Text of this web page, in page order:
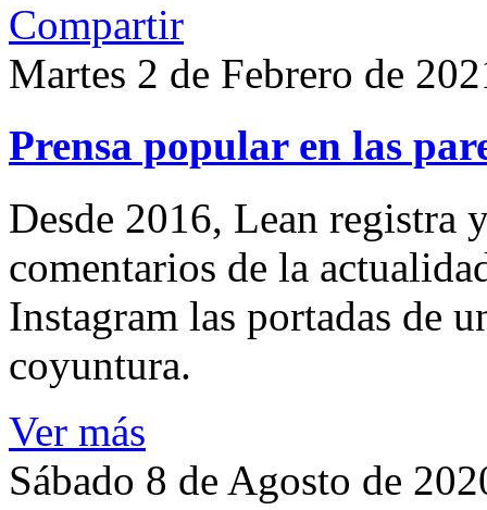
Compartir
Martes 2 de Febrero de
Prensa popular en las
Desde 2016, Lean registra
comentarios de la
Instagram las portadas de
coyuntura.
Ver más
Sábado 8 de Agosto de